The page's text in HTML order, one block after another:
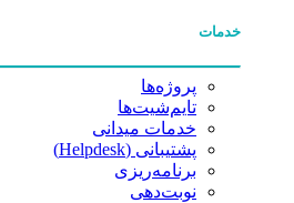
خدمات
پروژه‌ها
تایم‌شیت‌ها
خدمات میدانی
پشتیبانی (Helpdesk)
برنامه‌ریزی
نوبت‌دهی